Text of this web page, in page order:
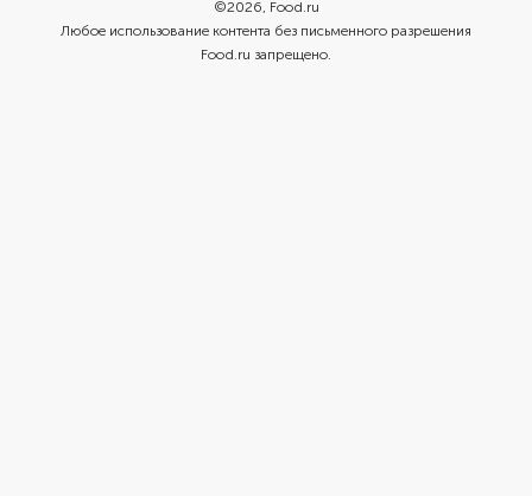
©2026, Food.ru
Любое использование контента без письменного разрешения
Food.ru запрещено.